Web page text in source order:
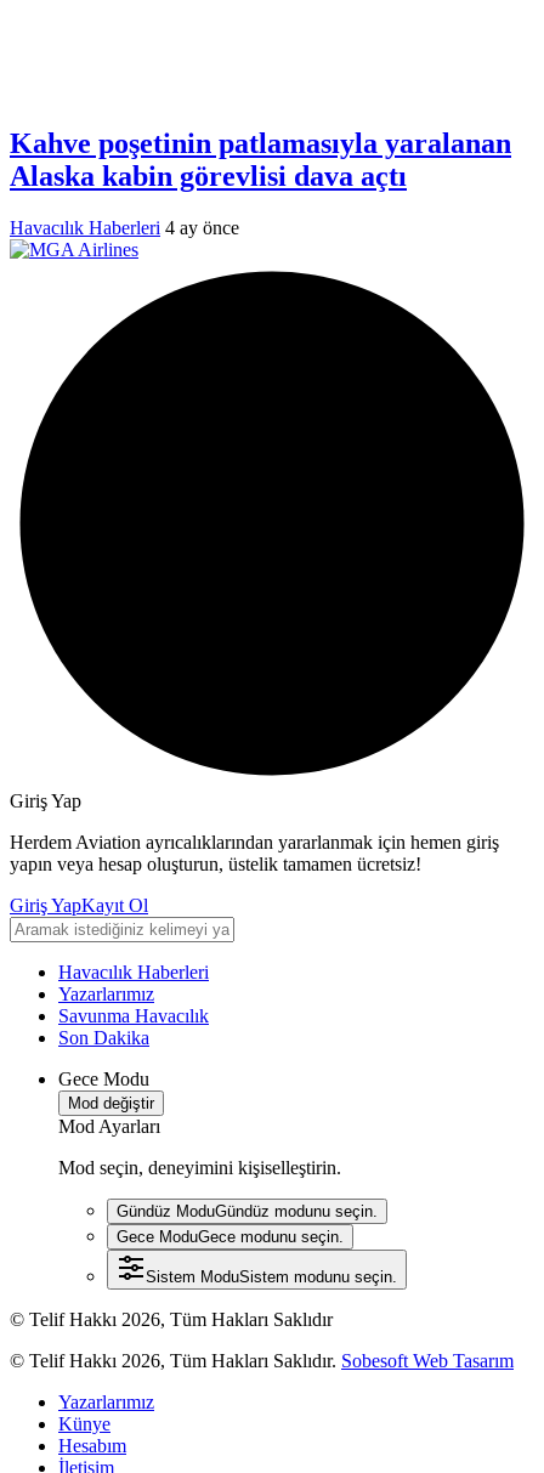
Kahve poşetinin patlamasıyla yaralanan
Alaska kabin görevlisi dava açtı
Havacılık Haberleri 4 ay önce
Giriş Yap
Herdem Aviation ayrıcalıklarından yararlanmak için hemen giriş
yapın veya hesap oluşturun, üstelik tamamen ücretsiz!
Giriş YapKayıt Ol
Havacılık Haberleri
Yazarlarımız
Savunma Havacılık
Son Dakika
Gece Modu
Mod değiştir
Mod Ayarları
Mod seçin, deneyimini kişiselleştirin.
Gündüz ModuGündüz modunu seçin.
Gece ModuGece modunu seçin.
Sistem ModuSistem modunu seçin.
© Telif Hakkı 2026, Tüm Hakları Saklıdır
© Telif Hakkı 2026, Tüm Hakları Saklıdır. Sobesoft Web Tasarım
Yazarlarımız
Künye
Hesabım
İletişim